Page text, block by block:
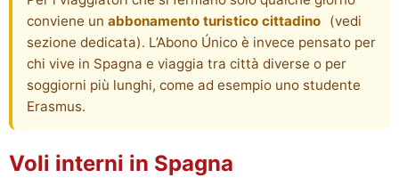
conviene un abbonamento turistico cittadino (vedi
sezione dedicata). L’Abono Único è invece pensato per
chi vive in Spagna e viaggia tra città diverse o per
soggiorni più lunghi, come ad esempio uno studente
Erasmus.
Voli interni in Spagna